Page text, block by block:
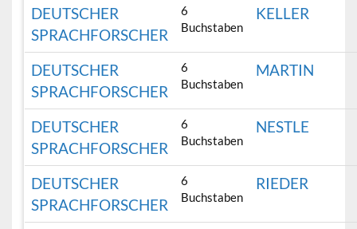
DEUTSCHER
SPRACHFORSCHER
6
Buchstaben
KELLER
DEUTSCHER
SPRACHFORSCHER
6
Buchstaben
MARTIN
DEUTSCHER
SPRACHFORSCHER
6
Buchstaben
NESTLE
DEUTSCHER
SPRACHFORSCHER
6
Buchstaben
RIEDER